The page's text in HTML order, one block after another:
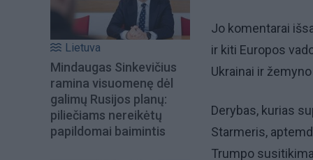
Lietuva
Mindaugas Sinkevičius
ramina visuomenę dėl
galimų Rusijos planų:
piliečiams nereikėtų
papildomai baimintis
Jo komentarai
ir kiti Europos
Ukrainai ir
Derybas, kurias
Starmeris,
Trumpo